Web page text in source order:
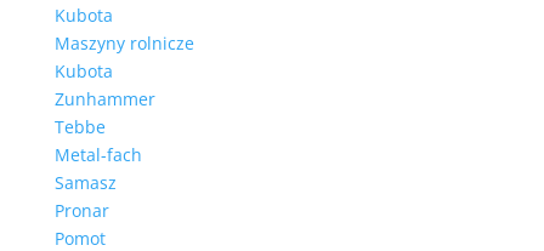
Kubota
Maszyny rolnicze
Kubota
Zunhammer
Tebbe
Metal-fach
Samasz
Pronar
Pomot